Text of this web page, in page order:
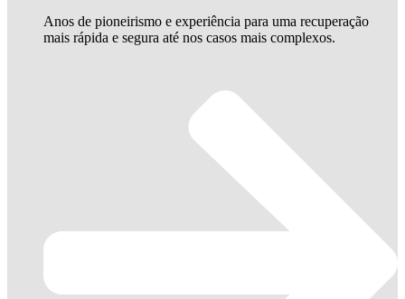
Anos de pioneirismo e experiência para uma recuperação
mais rápida e segura até nos casos mais complexos.